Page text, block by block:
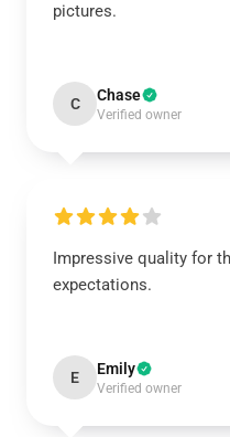
pictures.
C Chase
Verified owner
Impressive quality for
expectations.
E Emily
Verified owner